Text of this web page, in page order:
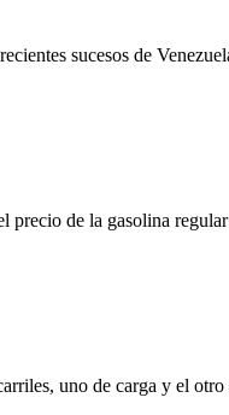
sucesos de
de la gasolina regular
uno de carga y el otro